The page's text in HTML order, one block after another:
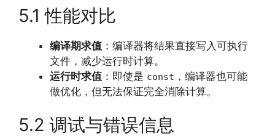
5.1 性能对比
编译期求值 ：编译器将结果直接写入可执行
文件，减少运行时计算。
运行时求值 ：即使是 const ，编译器也可能
做优化，但无法保证完全消除计算。
5.2 调试与错误信息